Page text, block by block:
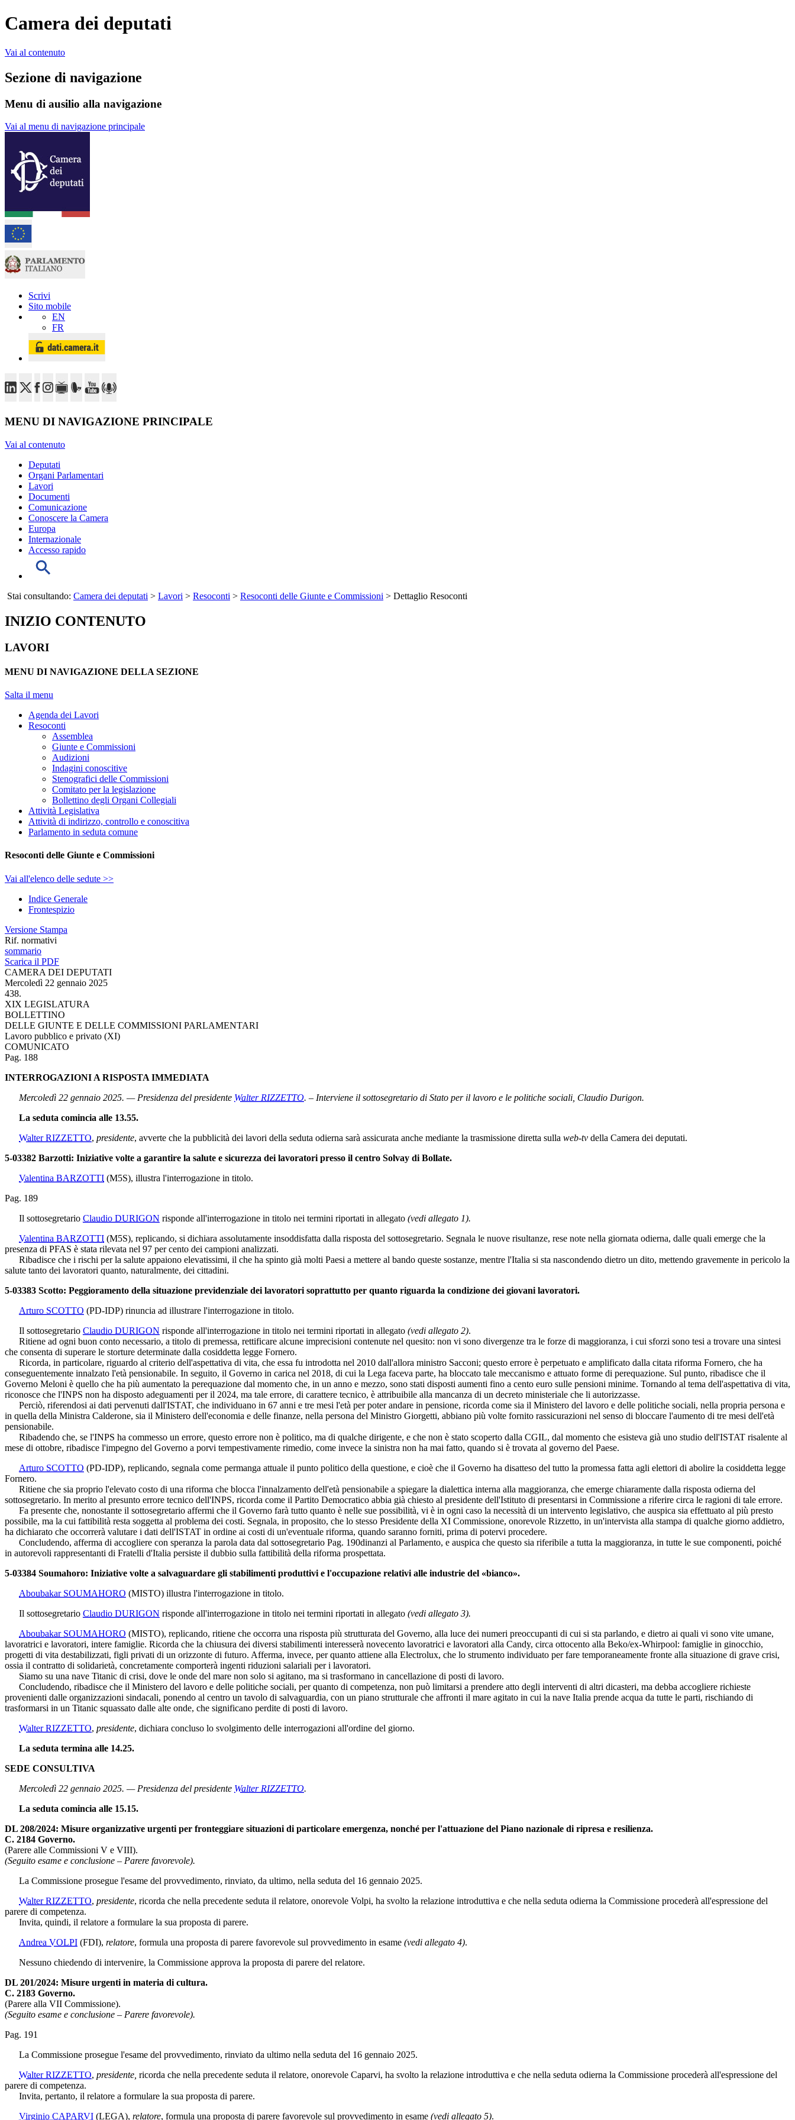
Camera dei deputati
Vai al contenuto
Sezione di navigazione
Menu di ausilio alla navigazione
Vai al menu di navigazione principale
Scrivi
Sito mobile
EN
FR
MENU DI NAVIGAZIONE PRINCIPALE
Vai al contenuto
Deputati
Organi Parlamentari
Lavori
Documenti
Comunicazione
Conoscere la Camera
Europa
Internazionale
Accesso rapido
Stai consultando: Camera dei deputati > Lavori > Resoconti > Resoconti delle Giunte e Commissioni > Dettaglio Resoconti
INIZIO CONTENUTO
LAVORI
MENU DI NAVIGAZIONE DELLA SEZIONE
Salta il menu
Agenda dei Lavori
Resoconti
Assemblea
Giunte e Commissioni
Audizioni
Indagini conoscitive
Stenografici delle Commissioni
Comitato per la legislazione
Bollettino degli Organi Collegiali
Attività Legislativa
Attività di indirizzo, controllo e conoscitiva
Parlamento in seduta comune
Resoconti delle Giunte e Commissioni
Vai all'elenco delle sedute >>
Indice Generale
Frontespizio
Versione Stampa
Rif. normativi
sommario
Scarica il PDF
CAMERA DEI DEPUTATI
Mercoledì 22 gennaio 2025
438.
XIX LEGISLATURA
BOLLETTINO
DELLE GIUNTE E DELLE COMMISSIONI PARLAMENTARI
Lavoro pubblico e privato (XI)
COMUNICATO
Pag. 188
INTERROGAZIONI A RISPOSTA IMMEDIATA
Mercoledì 22 gennaio 2025. — Presidenza del presidente Walter RIZZETTO. – Interviene il sottosegretario di Stato per il lavoro e le politiche sociali, Claudio Durigon.
La seduta comincia alle 13.55.
Walter RIZZETTO, presidente, avverte che la pubblicità dei lavori della seduta odierna sarà assicurata anche mediante la trasmissione diretta sulla web-tv della Camera dei deputati.
5-03382 Barzotti: Iniziative volte a garantire la salute e sicurezza dei lavoratori presso il centro Solvay di Bollate.
Valentina BARZOTTI (M5S), illustra l'interrogazione in titolo.
Pag. 189
Il sottosegretario Claudio DURIGON risponde all'interrogazione in titolo nei termini riportati in allegato (vedi allegato 1).
Valentina BARZOTTI (M5S), replicando, si dichiara assolutamente insoddisfatta dalla risposta del sottosegretario. Segnala le nuove risultanze, rese note nella giornata odierna, dalle quali emerge che la
presenza di PFAS è stata rilevata nel 97 per cento dei campioni analizzati.
Ribadisce che i rischi per la salute appaiono elevatissimi, il che ha spinto già molti Paesi a mettere al bando queste sostanze, mentre l'Italia si sta nascondendo dietro un dito, mettendo gravemente in pericolo la
salute tanto dei lavoratori quanto, naturalmente, dei cittadini.
5-03383 Scotto: Peggioramento della situazione previdenziale dei lavoratori soprattutto per quanto riguarda la condizione dei giovani lavoratori.
Arturo SCOTTO (PD-IDP) rinuncia ad illustrare l'interrogazione in titolo.
Il sottosegretario Claudio DURIGON risponde all'interrogazione in titolo nei termini riportati in allegato (vedi allegato 2).
Ritiene ad ogni buon conto necessario, a titolo di premessa, rettificare alcune imprecisioni contenute nel quesito: non vi sono divergenze tra le forze di maggioranza, i cui sforzi sono tesi a trovare una sintesi
che consenta di superare le storture determinate dalla cosiddetta legge Fornero.
Ricorda, in particolare, riguardo al criterio dell'aspettativa di vita, che essa fu introdotta nel 2010 dall'allora ministro Sacconi; questo errore è perpetuato e amplificato dalla citata riforma Fornero, che ha
conseguentemente innalzato l'età pensionabile. In seguito, il Governo in carica nel 2018, di cui la Lega faceva parte, ha bloccato tale meccanismo e attuato forme di perequazione. Sul punto, ribadisce che il
Governo Meloni è quello che ha più aumentato la perequazione dal momento che, in un anno e mezzo, sono stati disposti aumenti fino a cento euro sulle pensioni minime. Tornando al tema dell'aspettativa di vita,
riconosce che l'INPS non ha disposto adeguamenti per il 2024, ma tale errore, di carattere tecnico, è attribuibile alla mancanza di un decreto ministeriale che li autorizzasse.
Perciò, riferendosi ai dati pervenuti dall'ISTAT, che individuano in 67 anni e tre mesi l'età per poter andare in pensione, ricorda come sia il Ministero del lavoro e delle politiche sociali, nella propria persona e
in quella della Ministra Calderone, sia il Ministero dell'economia e delle finanze, nella persona del Ministro Giorgetti, abbiano più volte fornito rassicurazioni nel senso di bloccare l'aumento di tre mesi dell'età
pensionabile.
Ribadendo che, se l'INPS ha commesso un errore, questo errore non è politico, ma di qualche dirigente, e che non è stato scoperto dalla CGIL, dal momento che esisteva già uno studio dell'ISTAT risalente al
mese di ottobre, ribadisce l'impegno del Governo a porvi tempestivamente rimedio, come invece la sinistra non ha mai fatto, quando si è trovata al governo del Paese.
Arturo SCOTTO (PD-IDP), replicando, segnala come permanga attuale il punto politico della questione, e cioè che il Governo ha disatteso del tutto la promessa fatta agli elettori di abolire la cosiddetta legge
Fornero.
Ritiene che sia proprio l'elevato costo di una riforma che blocca l'innalzamento dell'età pensionabile a spiegare la dialettica interna alla maggioranza, che emerge chiaramente dalla risposta odierna del
sottosegretario. In merito al presunto errore tecnico dell'INPS, ricorda come il Partito Democratico abbia già chiesto al presidente dell'Istituto di presentarsi in Commissione a riferire circa le ragioni di tale errore.
Fa presente che, nonostante il sottosegretario affermi che il Governo farà tutto quanto è nelle sue possibilità, vi è in ogni caso la necessità di un intervento legislativo, che auspica sia effettuato al più presto
possibile, ma la cui fattibilità resta soggetta al problema dei costi. Segnala, in proposito, che lo stesso Presidente della XI Commissione, onorevole Rizzetto, in un'intervista alla stampa di qualche giorno addietro,
ha dichiarato che occorrerà valutare i dati dell'ISTAT in ordine ai costi di un'eventuale riforma, quando saranno forniti, prima di potervi procedere.
Concludendo, afferma di accogliere con speranza la parola data dal sottosegretario Pag. 190dinanzi al Parlamento, e auspica che questo sia riferibile a tutta la maggioranza, in tutte le sue componenti, poiché
in autorevoli rappresentanti di Fratelli d'Italia persiste il dubbio sulla fattibilità della riforma prospettata.
5-03384 Soumahoro: Iniziative volte a salvaguardare gli stabilimenti produttivi e l'occupazione relativi alle industrie del «bianco».
Aboubakar SOUMAHORO (MISTO) illustra l'interrogazione in titolo.
Il sottosegretario Claudio DURIGON risponde all'interrogazione in titolo nei termini riportati in allegato (vedi allegato 3).
Aboubakar SOUMAHORO (MISTO), replicando, ritiene che occorra una risposta più strutturata del Governo, alla luce dei numeri preoccupanti di cui si sta parlando, e dietro ai quali vi sono vite umane,
lavoratrici e lavoratori, intere famiglie. Ricorda che la chiusura dei diversi stabilimenti interesserà novecento lavoratrici e lavoratori alla Candy, circa ottocento alla Beko/ex-Whirpool: famiglie in ginocchio,
progetti di vita destabilizzati, figli privati di un orizzonte di futuro. Afferma, invece, per quanto attiene alla Electrolux, che lo strumento individuato per fare temporaneamente fronte alla situazione di grave crisi,
ossia il contratto di solidarietà, concretamente comporterà ingenti riduzioni salariali per i lavoratori.
Siamo su una nave Titanic di crisi, dove le onde del mare non solo si agitano, ma si trasformano in cancellazione di posti di lavoro.
Concludendo, ribadisce che il Ministero del lavoro e delle politiche sociali, per quanto di competenza, non può limitarsi a prendere atto degli interventi di altri dicasteri, ma debba accogliere richieste
provenienti dalle organizzazioni sindacali, ponendo al centro un tavolo di salvaguardia, con un piano strutturale che affronti il mare agitato in cui la nave Italia prende acqua da tutte le parti, rischiando di
trasformarsi in un Titanic squassato dalle alte onde, che significano perdite di posti di lavoro.
Walter RIZZETTO, presidente, dichiara concluso lo svolgimento delle interrogazioni all'ordine del giorno.
La seduta termina alle 14.25.
SEDE CONSULTIVA
Mercoledì 22 gennaio 2025. — Presidenza del presidente Walter RIZZETTO.
La seduta comincia alle 15.15.
DL 208/2024: Misure organizzative urgenti per fronteggiare situazioni di particolare emergenza, nonché per l'attuazione del Piano nazionale di ripresa e resilienza.
C. 2184 Governo.
(Parere alle Commissioni V e VIII).
(Seguito esame e conclusione – Parere favorevole).
La Commissione prosegue l'esame del provvedimento, rinviato, da ultimo, nella seduta del 16 gennaio 2025.
Walter RIZZETTO, presidente, ricorda che nella precedente seduta il relatore, onorevole Volpi, ha svolto la relazione introduttiva e che nella seduta odierna la Commissione procederà all'espressione del
parere di competenza.
Invita, quindi, il relatore a formulare la sua proposta di parere.
Andrea VOLPI (FDI), relatore, formula una proposta di parere favorevole sul provvedimento in esame (vedi allegato 4).
Nessuno chiedendo di intervenire, la Commissione approva la proposta di parere del relatore.
DL 201/2024: Misure urgenti in materia di cultura.
C. 2183 Governo.
(Parere alla VII Commissione).
(Seguito esame e conclusione – Parere favorevole).
Pag. 191
La Commissione prosegue l'esame del provvedimento, rinviato da ultimo nella seduta del 16 gennaio 2025.
Walter RIZZETTO, presidente, ricorda che nella precedente seduta il relatore, onorevole Caparvi, ha svolto la relazione introduttiva e che nella seduta odierna la Commissione procederà all'espressione del
parere di competenza.
Invita, pertanto, il relatore a formulare la sua proposta di parere.
Virginio CAPARVI (LEGA), relatore, formula una proposta di parere favorevole sul provvedimento in esame (vedi allegato 5).